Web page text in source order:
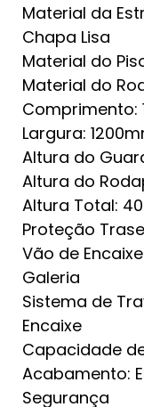
Material da
Chapa Lisa
Material do
Material do
Comprimento:
Largura:
Altura do
Altura do
Altura Total:
Proteção
Vão de
Galeria
Sistema de
Encaixe
Capacidade
Acabamento:
Segurança